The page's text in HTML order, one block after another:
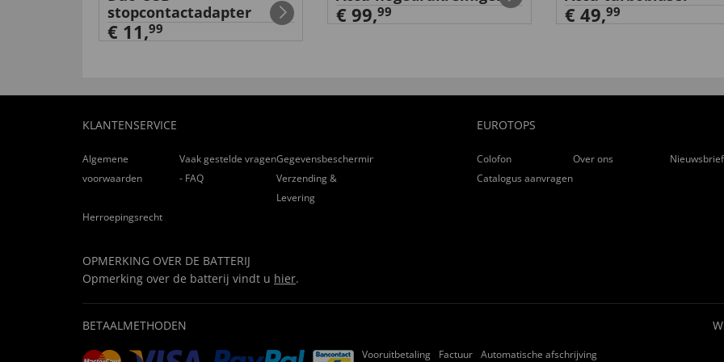
stopcontactadapter
€ 11,99
€ 99,99 € 49,99
KLANTENSERVICE
Algemene
voorwaarden
Vaak gestelde vragen
- FAQ
Gegevensbescherming
Verzending &
Levering
Herroepingsrecht
OPMERKING OVER DE BATTERIJ
Opmerking over de batterij vindt u hier.
EUROTOPS
Colofon Over ons
Nieuwsbrief
Catalogus aanvragen
BETAALMETHODEN
Vooruitbetaling Factuur Automatische afschrijving